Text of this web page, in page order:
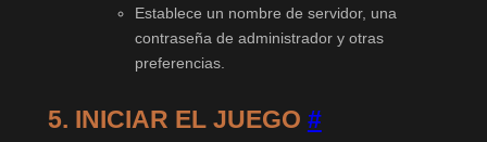
Establece un nombre de servidor, una
contraseña de administrador y otras
preferencias.
5. INICIAR EL JUEGO #